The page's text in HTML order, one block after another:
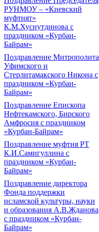
РУНМОУ – «Киевский
муфтият»
К.М.Хуснутдинова с
праздником «Курбан-
Байрам»
Поздравление Митрополита
Уфимского и
Стерлитамакского Никона с
праздником «Курбан-
Байрам»
Поздравление Епископа
Нефтекамского, Бирского
Амфросия с праздником
«Курбан-Байрам»
Поздравление муфтия РТ
К.И.Самигуллина с
праздником «Курбан-
Байрам»
Поздравление директора
Фонда поддержки
исламской культуры, науки
и образования А.В.Жданова
с праздником «Курбан-
Байрам»